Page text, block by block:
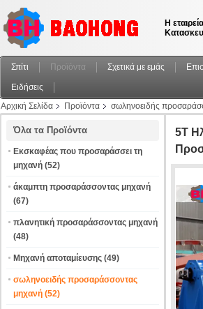
Η
Σπίτι Προϊόντα Σχετικά με εμάς
Ειδήσεις
Αρχική Σελίδα
Προϊόντα σωληνοειδής
Όλα τα Προϊόντα
Εκσκαφέας που προσαράσσει τη
μηχανή (52)
άκαμπτη προσαράσσοντας μηχανή
(67)
πλανητική προσαράσσοντας μηχανή
(48)
Μηχανή αποταμίευσης (49)
σωληνοειδής προσαράσσοντας
μηχανή (52)
5T